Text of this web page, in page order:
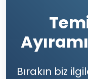
Bırakın biz